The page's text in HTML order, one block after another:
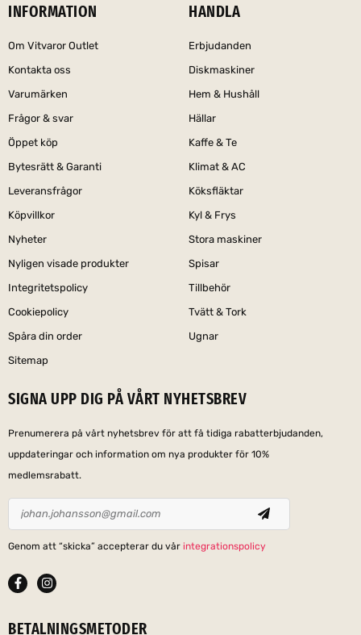
INFORMATION
Om Vitvaror Outlet
Kontakta oss
Varumärken
Frågor & svar
Öppet köp
Bytesrätt & Garanti
Leveransfrågor
Köpvillkor
Nyheter
Nyligen visade produkter
Integritetspolicy
Cookiepolicy
Spåra din order
Sitemap
HANDLA
Erbjudanden
Diskmaskiner
Hem & Hushåll
Hällar
Kaffe & Te
Klimat & AC
Köksfläktar
Kyl & Frys
Stora maskiner
Spisar
Tillbehör
Tvätt & Tork
Ugnar
SIGNA UPP DIG PÅ VÅRT NYHETSBREV
Prenumerera på vårt nyhetsbrev för att få tidiga rabatterbjudanden,
uppdateringar och information om nya produkter för 10%
medlemsrabatt.
Genom att “skicka” accepterar du vår integrationspolicy
BETALNINGSMETODER